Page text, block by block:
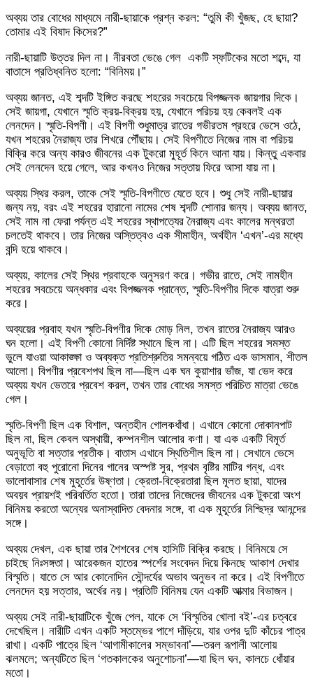
​অব্যয় তার বোধের মাধ্যমে নারী-ছায়াকে প্রশ্ন করল: “তুমি কী খুঁজছ, হে ছায়া?
তোমার এই বিষাদ কিসের?”
​নারী-ছায়াটি উত্তর দিল না। নীরবতা ভেঙে গেল একটি স্ফটিকের মতো শব্দে, যা
বাতাসে প্রতিধ্বনিত হলো: “বিনিময়।”
​অব্যয় জানত, এই শব্দটি ইঙ্গিত করছে শহরের সবচেয়ে বিপজ্জনক জায়গার দিকে।
সেই জায়গা, যেখানে স্মৃতি ক্রয়-বিক্রয় হয়, যেখানে পরিচয় হয় কেবলই এক
লেনদেন। স্মৃতি-বিপণী। এই বিপণী শুধুমাত্র রাতের গভীরতম প্রহরে ভেসে ওঠে,
যখন শহরের নৈরাজ্য তার শিখরে পৌঁছায়। সেই বিপণীতে নিজের নাম বা পরিচয়
বিক্রি করে অন্য কারও জীবনের এক টুকরো মুহূর্ত কিনে আনা যায়। কিন্তু একবার
সেই লেনদেন হয়ে গেলে, আর কখনও নিজের সত্তায় ফিরে আসা যায় না।
​অব্যয় স্থির করল, তাকে সেই স্মৃতি-বিপণীতে যেতে হবে। শুধু সেই নারী-ছায়ার
জন্য নয়, বরং এই শহরের হারানো নামের শেষ শব্দটি শোনার জন্য। অব্যয় জানত,
সেই নাম না ফেরা পর্যন্ত এই শহরের স্থাপত্যের নৈরাজ্য এবং কালের মন্থরতা
চলতেই থাকবে। তার নিজের অস্তিত্বও এক সীমাহীন, অর্থহীন ‘এখন’-এর মধ্যে
বন্দি হয়ে থাকবে।
​অব্যয়, কালের সেই স্থির প্রবাহকে অনুসরণ করে। গভীর রাতে, সেই নামহীন
শহরের সবচেয়ে অন্ধকার এবং বিপজ্জনক প্রান্তে, স্মৃতি-বিপণীর দিকে যাত্রা শুরু
করে।
​​অব্যয়ের প্রবাহ যখন স্মৃতি-বিপণীর দিকে মোড় নিল, তখন রাতের নৈরাজ্য আরও
ঘন হলো। এই বিপণী কোনো নির্দিষ্ট স্থানে ছিল না। এটি ছিল শহরের সমস্ত
ভুলে যাওয়া আকাঙ্ক্ষা ও অব্যক্ত প্রতিশ্রুতির সমন্বয়ে গঠিত এক ভাসমান, শীতল
আলো। বিপণীর প্রবেশপথ ছিল না—ছিল এক ঘন কুয়াশার ভাঁজ, যা ভেদ করে
অব্যয় যখন ভেতরে প্রবেশ করল, তখন তার বোধের সমস্ত পরিচিত মাত্রা ভেঙে
গেল।
​স্মৃতি-বিপণী ছিল এক বিশাল, অন্তহীন গোলকধাঁধা। এখানে কোনো দোকানপাট
ছিল না, ছিল কেবল অস্থায়ী, কম্পনশীল আলোর কণা। যা এক একটি বিমূর্ত
অনুভূতি বা সত্তার প্রতীক। বাতাস এখানে স্থিতিশীল ছিল না। সেখানে ভেসে
বেড়াতো বহু পুরোনো দিনের গানের অস্পষ্ট সুর, প্রথম বৃষ্টির মাটির গন্ধ, এবং
ভালোবাসার শেষ মুহূর্তের উষ্ণতা। ক্রেতা-বিক্রেতারা ছিল মূলত ছায়া, যাদের
অবয়ব প্রায়শই পরিবর্তিত হতো। তারা তাদের নিজেদের জীবনের এক টুকরো অংশ
বিনিময় করতো অন্যের অনাস্বাদিত বেদনার সঙ্গে, বা এক মুহূর্তের নিশ্ছিদ্র আনন্দের
সঙ্গে।
​অব্যয় দেখল, এক ছায়া তার শৈশবের শেষ হাসিটি বিক্রি করছে। বিনিময়ে সে
চাইছে নিঃসঙ্গতা। আরেকজন হাতের স্পর্শের সংবেদন দিয়ে কিনছে আকাশ দেখার
বিস্মৃতি। যাতে সে আর কোনোদিন সৌন্দর্যের অভাব অনুভব না করে। এই বিপণীতে
লেনদেন হয় সত্তার, অর্থের নয়। প্রতিটি বিনিময় যেন একটি আত্মার বিভাজন।
​অব্যয় সেই নারী-ছায়াটিকে খুঁজে পেল, যাকে সে ‘বিস্মৃতির খোলা বই’-এর চত্বরে
দেখেছিল। নারীটি এখন একটি স্তম্ভের পাশে দাঁড়িয়ে, যার ওপর দুটি কাঁচের পাত্র
রাখা। একটি পাত্রে ছিল ‘আগামীকালের সম্ভাবনা’—তরল রূপালী আলোয়
ঝলমলে; অন্যটিতে ছিল ‘গতকালকের অনুশোচনা’—যা ছিল ঘন, কালচে ধোঁয়ার
মতো।